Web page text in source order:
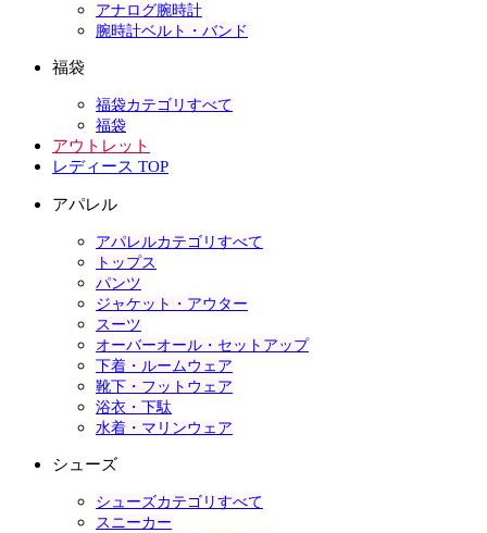
アナログ腕時計
腕時計ベルト・バンド
福袋
福袋カテゴリすべて
福袋
アウトレット
レディース TOP
アパレル
アパレルカテゴリすべて
トップス
パンツ
ジャケット・アウター
スーツ
オーバーオール・セットアップ
下着・ルームウェア
靴下・フットウェア
浴衣・下駄
水着・マリンウェア
シューズ
シューズカテゴリすべて
スニーカー